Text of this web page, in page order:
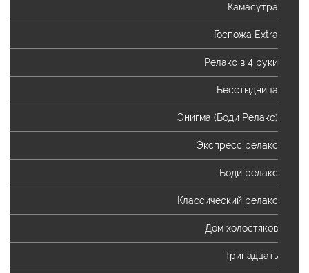
Камасутра
Госпожа Extra
Релакс в 4 руки
Бесстыдница
Энигма (Боди Релакс)
Экспресс релакс
Боди релакс
Классический релакс
Дом холостяков
Тринадцать